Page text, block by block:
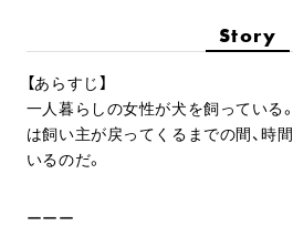
Story
【あらすじ】
一人暮らしの女性が犬を飼っている
は飼い主が戻ってくるまでの間、時
いるのだ。
ーーー